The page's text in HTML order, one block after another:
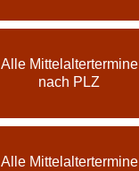
Alle Mittelaltertermine
nach PLZ
Alle Mittelaltertermine